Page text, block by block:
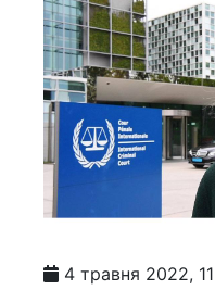
4 травня 2022,